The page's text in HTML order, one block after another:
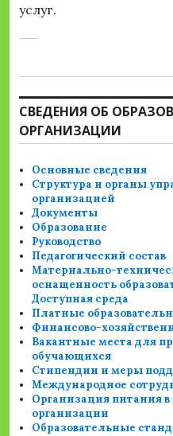
услуг.
СВЕДЕНИЯ ОБ
ОРГАНИЗАЦИИ
Основные сведения
Структура и органы
организацией
Документы
Образование
Руководство
Педагогический состав
Материально-
оснащенность
Доступная среда
Платные
Финансово-
Вакантные места для
обучающихся
Стипендии и меры
Международное
Организация питания в
организации
Образовательные